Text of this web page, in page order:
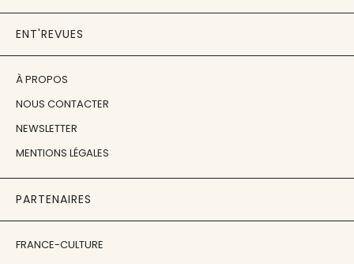
ENT'REVUES
À PROPOS
NOUS CONTACTER
NEWSLETTER
MENTIONS LÉGALES
PARTENAIRES
FRANCE-CULTURE